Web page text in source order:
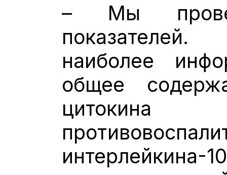
– Мы
наиболее
общее
цитокина